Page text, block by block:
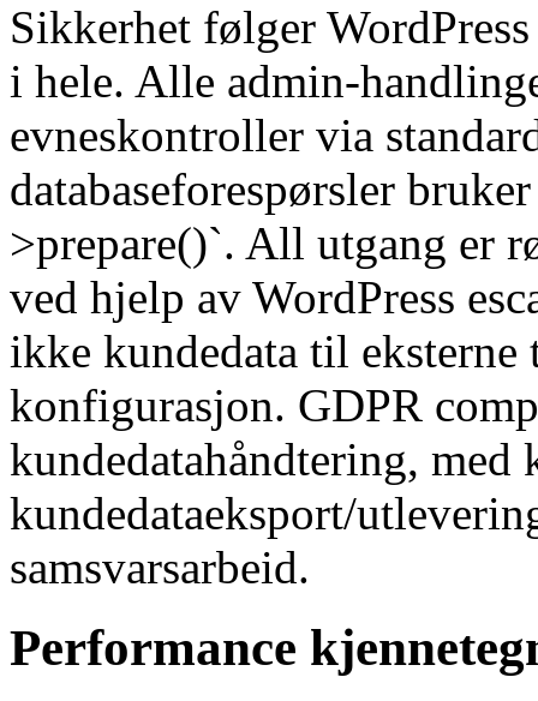
Sikkerhet følger
i hele. Alle admin-
evneskontroller via
databaseforespørsler
>prepare()`. All utgang er
ved hjelp av WordPress
ikke kundedata til eksterne
konfigurasjon. GDPR
kundedatahåndtering,
kundedataeksport/
samsvarsarbeid.
Performance